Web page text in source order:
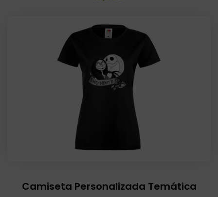
original
era:
15,00€.
actual
Camiseta Personalizada Temática